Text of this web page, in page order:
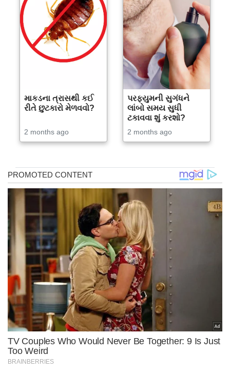
માકડના ત્રાસથી કઈ
રીતે છુટકારો મેળવવો?
2 months ago
પરફ્યુમની સુગંધને
લાંબો સમય સુધી
ટકાવવા શું કરશો?
2 months ago